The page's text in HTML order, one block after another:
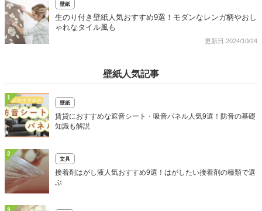
壁紙
生のり付き壁紙人気おすすめ9選！モダンなレンガ柄やおし
ゃれなタイル風も
更新日:2024/10/24
壁紙人気記事
1
壁紙
賃貸におすすめな遮音シート・吸音パネル人気9選！防音の基礎
知識も解説
2
文具
接着剤はがし液人気おすすめ9選！はがしたい接着剤の種類で選
ぶ
3